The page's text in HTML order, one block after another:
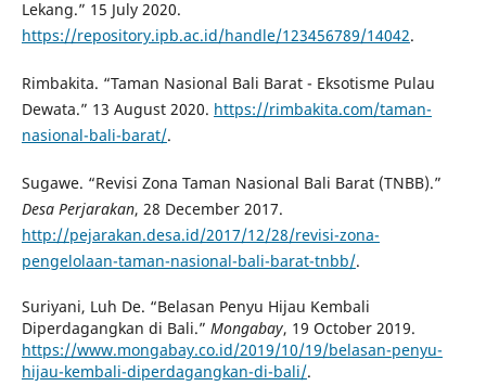
Lekang.” 15 July 2020.
https://repository.ipb.ac.id/handle/123456789/14042.
Rimbakita. “Taman Nasional Bali Barat - Eksotisme Pulau
Dewata.” 13 August 2020. https://rimbakita.com/taman-
nasional-bali-barat/.
Sugawe. “Revisi Zona Taman Nasional Bali Barat (TNBB).”
Desa Perjarakan, 28 December 2017.
http://pejarakan.desa.id/2017/12/28/revisi-zona-
pengelolaan-taman-nasional-bali-barat-tnbb/.
Suriyani, Luh De. “Belasan Penyu Hijau Kembali
Diperdagangkan di Bali.” Mongabay, 19 October 2019.
https://www.mongabay.co.id/2019/10/19/belasan-penyu-
hijau-kembali-diperdagangkan-di-bali/.